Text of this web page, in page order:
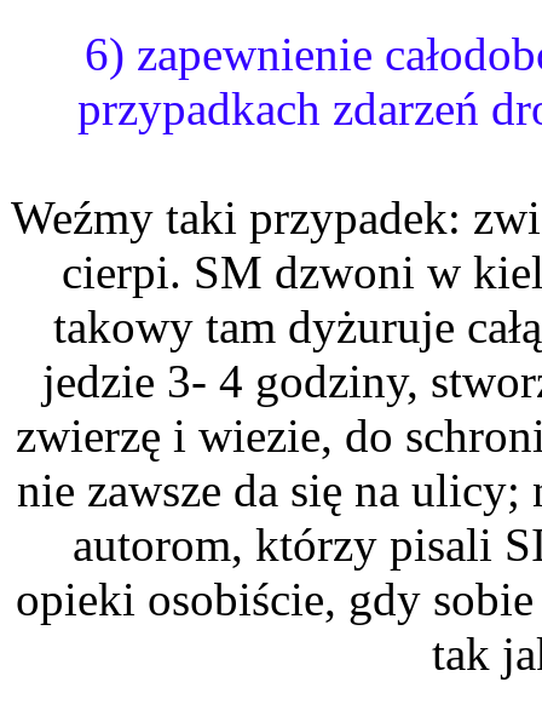
6) zapewnienie
przypadkach zdarzeń
Weźmy taki przypadek:
cierpi. SM dzwoni w
takowy tam dyżuruje
jedzie 3- 4 godziny,
zwierzę i wiezie, do
nie zawsze da się na
autorom, którzy pisali
opieki osobiście, gdy
tak